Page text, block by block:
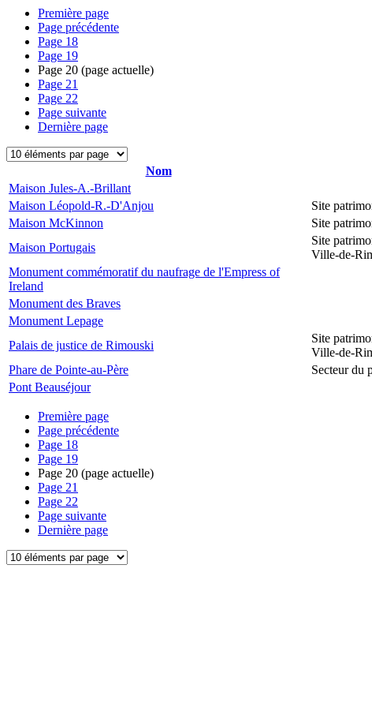
Première page
Page précédente
Page 18
Page 19
Page 20 (page actuelle)
Page 21
Page 22
Page suivante
Dernière page
Nom
Maison Jules-A.-Brillant
Maison Léopold-R.-D'Anjou
Site
Maison McKinnon
Site
Maison Portugais
Site
Ville-de-
Monument commémoratif du naufrage de l'Empress of
Ireland
Monument des Braves
Monument Lepage
Palais de justice de Rimouski
Site
Ville-de-
Phare de Pointe-au-Père
Secteur du
Pont Beauséjour
Première page
Page précédente
Page 18
Page 19
Page 20 (page actuelle)
Page 21
Page 22
Page suivante
Dernière page